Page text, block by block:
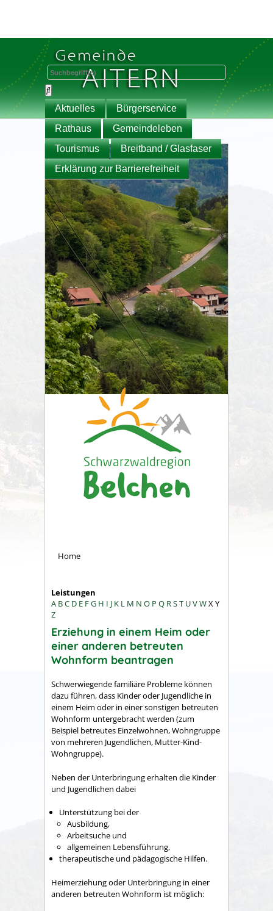
Aktuelles
Bürgerservice
Rathaus
Gemeindeleben
Tourismus
Breitband / Glasfaser
Erklärung zur Barrierefreiheit
Home
Leistungen
A BC D E FG H I J K L M N O P Q RST UVWXY
Z
Erziehung in einem Heim oder
einer anderen betreuten
Wohnform beantragen
Schwerwiegende familiäre Probleme können
dazu führen, dass Kinder oder Jugendliche in
einem Heim oder in einer sonstigen betreuten
Wohnform untergebracht werden (zum
Beispiel betreutes Einzelwohnen, Wohngruppe
von mehreren Jugendlichen, Mutter-Kind-
Wohngruppe).
Neben der Unterbringung erhalten die Kinder
und Jugendlichen dabei
Unterstützung bei der
Ausbildung,
Arbeitsuche und
allgemeinen Lebensführung,
therapeutische und pädagogische Hilfen.
Heimerziehung oder Unterbringung in einer
anderen betreuten Wohnform ist möglich: